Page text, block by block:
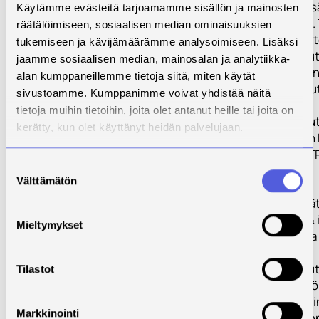
Käytämme evästeitä tarjoamamme sisällön ja mainosten
räätälöimiseen, sosiaalisen median ominaisuuksien
tukemiseen ja kävijämäärämme analysoimiseen. Lisäksi
jaamme sosiaalisen median, mainosalan ja analytiikka-
alan kumppaneillemme tietoja siitä, miten käytät
sivustoamme. Kumppanimme voivat yhdistää näitä
tietoja muihin tietoihin, joita olet antanut heille tai joita on
kerätty, kun olet käyttänyt heidän palvelujaan.
valinta
Välttämätön
Mieltymykset
Tilastot
Markkinointi
TP1:n
asiakastarvetta.
keskeinen
mallin
mainitun
pohjalle.
mallia
alueella osana
toteutumista.
TP3.
(kehittäminen
Työpaketti
edellyttämät
menetelmät.